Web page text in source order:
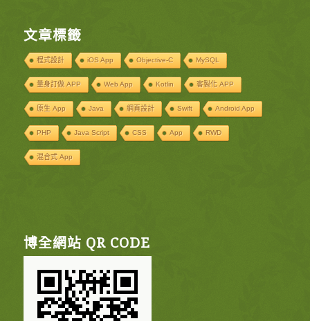
文章標籤
程式設計 iOS App Objective-C MySQL
量身訂做 APP Web App Kotlin 客製化 APP
原生 App Java 網頁設計 Swift Android App
PHP Java Script CSS App RWD
混合式 App
博全網站 QR CODE